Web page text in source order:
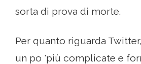
sorta di prova di morte.
Per quanto riguarda
un po 'più complicate e